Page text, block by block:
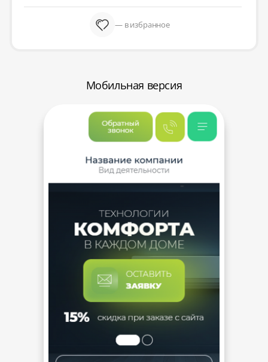
— в избранное
Мобильная версия